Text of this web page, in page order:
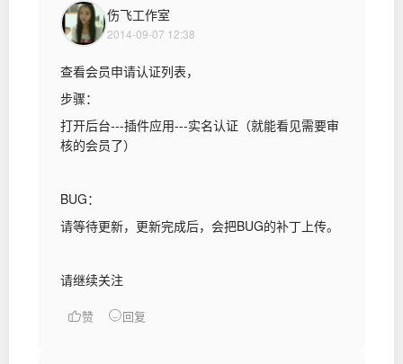
伤飞工作室
2014-09-07 12:38
查看会员申请认证列表，
步骤：
打开后台---插件应用---实名认证（就能看见需要审
核的会员了）
BUG：
请等待更新，更新完成后，会把BUG的补丁上传。
请继续关注
赞 回复